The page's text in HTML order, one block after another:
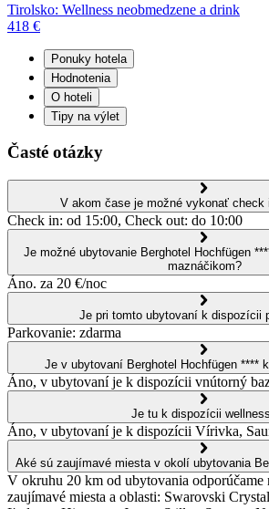
Tirolsko: Wellness neobmedzene a drink
418 €
Ponuky hotela
Hodnotenia
O hoteli
Tipy na výlet
Časté otázky
V akom čase je možné vykonať check
Check in: od 15:00, Check out: do 10:00
Je možné ubytovanie Berghotel Hochfügen
maznáčikom?
Áno. za 20 €/noc
Je pri tomto ubytovaní k dispozícii
Parkovanie: zdarma
Je v ubytovaní Berghotel Hochfügen ****
Áno, v ubytovaní je k dispozícii vnútorný
Je tu k dispozícii
Áno, v ubytovaní je k dispozícii Vírivka,
Aké sú zaujímavé miesta v okolí ubytovania
V okruhu 20 km od ubytovania
zaujímavé miesta a oblasti: Swarovski